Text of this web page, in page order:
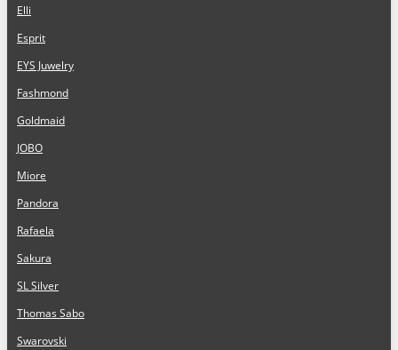
Elli
Esprit
EYS Juwelry
Fashmond
Goldmaid
JOBO
Miore
Pandora
Rafaela
Sakura
SL Silver
Thomas Sabo
Swarovski